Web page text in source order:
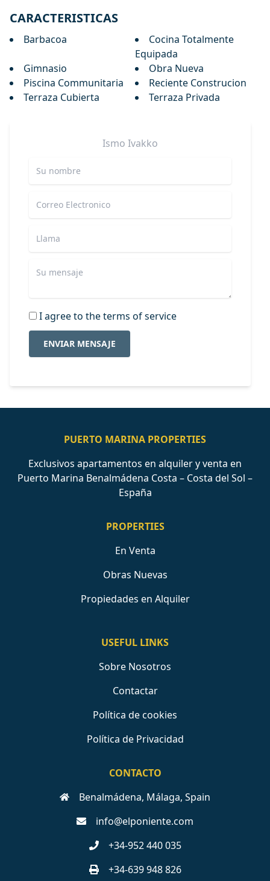
CARACTERISTICAS
Barbacoa
Cocina Totalmente
Equipada
Gimnasio
Obra Nueva
Piscina Communitaria
Reciente Construcion
Terraza Cubierta
Terraza Privada
Ismo Ivakko
I agree to the terms of service
ENVIAR MENSAJE
PUERTO MARINA PROPERTIES
Exclusivos apartamentos en alquiler y venta en
Puerto Marina Benalmádena Costa – Costa del Sol –
España
PROPERTIES
En Venta
Obras Nuevas
Propiedades en Alquiler
USEFUL LINKS
Sobre Nosotros
Contactar
Política de cookies
Política de Privacidad
CONTACTO
Benalmádena, Málaga, Spain
info@elponiente.com
+34-952 440 035
+34-639 948 826